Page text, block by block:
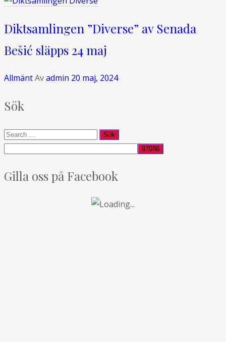
Diktsamlingen ”Diverse” av Senada
Bešić släpps 24 maj
AllmäntAvadmin 20 maj, 2024
Sök
Gilla oss på Facebook